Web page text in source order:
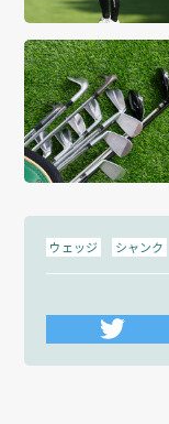
ウェッジ シャンク